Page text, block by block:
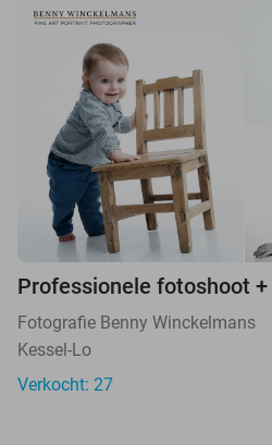
Professionele fotoshoot
Fotografie Benny Winckelmans
Kessel-Lo
Verkocht: 27